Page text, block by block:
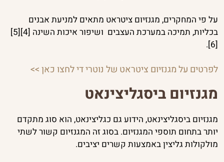
על פי המחקרים, מגנזיום ציטראט מתאים למניעת אבנים
בכליות, תמיכה במערכת העצבים ושיפור איכות השינה [4][5]
[6].
לפרטים על מגנזיום ציטראט של נוטרי די לחצו כאן >>
מגנזיום ביסגליצינאט
מגנזיום ביסגליצינאט, הידוע גם כגליצינאט, הוא סוג מתקדם
יותר בתחום תוספי המגנזיום. בסוג זה המגנזיום קשור לשתי
מולקולות גליצין באמצעות קשרים יציבים.